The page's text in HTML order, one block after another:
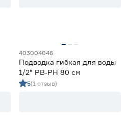
403004046
Подводка гибкая для воды
1/2" РВ‑РН 80 см
5(1 отзыв)